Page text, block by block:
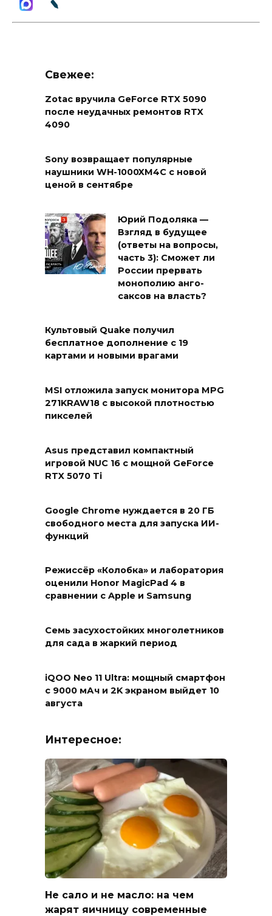
Свежее:
Zotac вручила GeForce RTX 5090
после неудачных ремонтов RTX
4090
Sony возвращает популярные
наушники WH-1000XM4C с новой
ценой в сентябре
Юрий Подоляка —
Взгляд в будущее
(ответы на вопросы,
часть 3): Сможет ли
России прервать
монополию анго-
саксов на власть?
Культовый Quake получил
бесплатное дополнение с 19
картами и новыми врагами
MSI отложила запуск монитора MPG
271KRAW18 с высокой плотностью
пикселей
Asus представил компактный
игровой NUC 16 с мощной GeForce
RTX 5070 Ti
Google Chrome нуждается в 20 ГБ
свободного места для запуска ИИ-
функций
Режиссёр «Колобка» и лаборатория
оценили Honor MagicPad 4 в
сравнении с Apple и Samsung
Семь засухостойких многолетников
для сада в жаркий период
iQOO Neo 11 Ultra: мощный смартфон
с 9000 мАч и 2K экраном выйдет 10
августа
Интересное:
Не сало и не масло: на чем
жарят яичницу современные